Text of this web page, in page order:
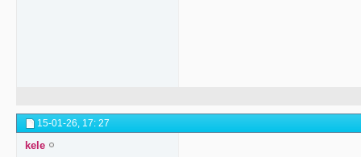
15-01-26, 17: 27
kele